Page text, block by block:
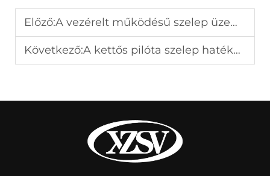
Előző:A vezérelt működésű szelep üzembe állításának módja
Következő:A kettős pilóta szelep hatékonyságának maximalizálása a vásárlást követően